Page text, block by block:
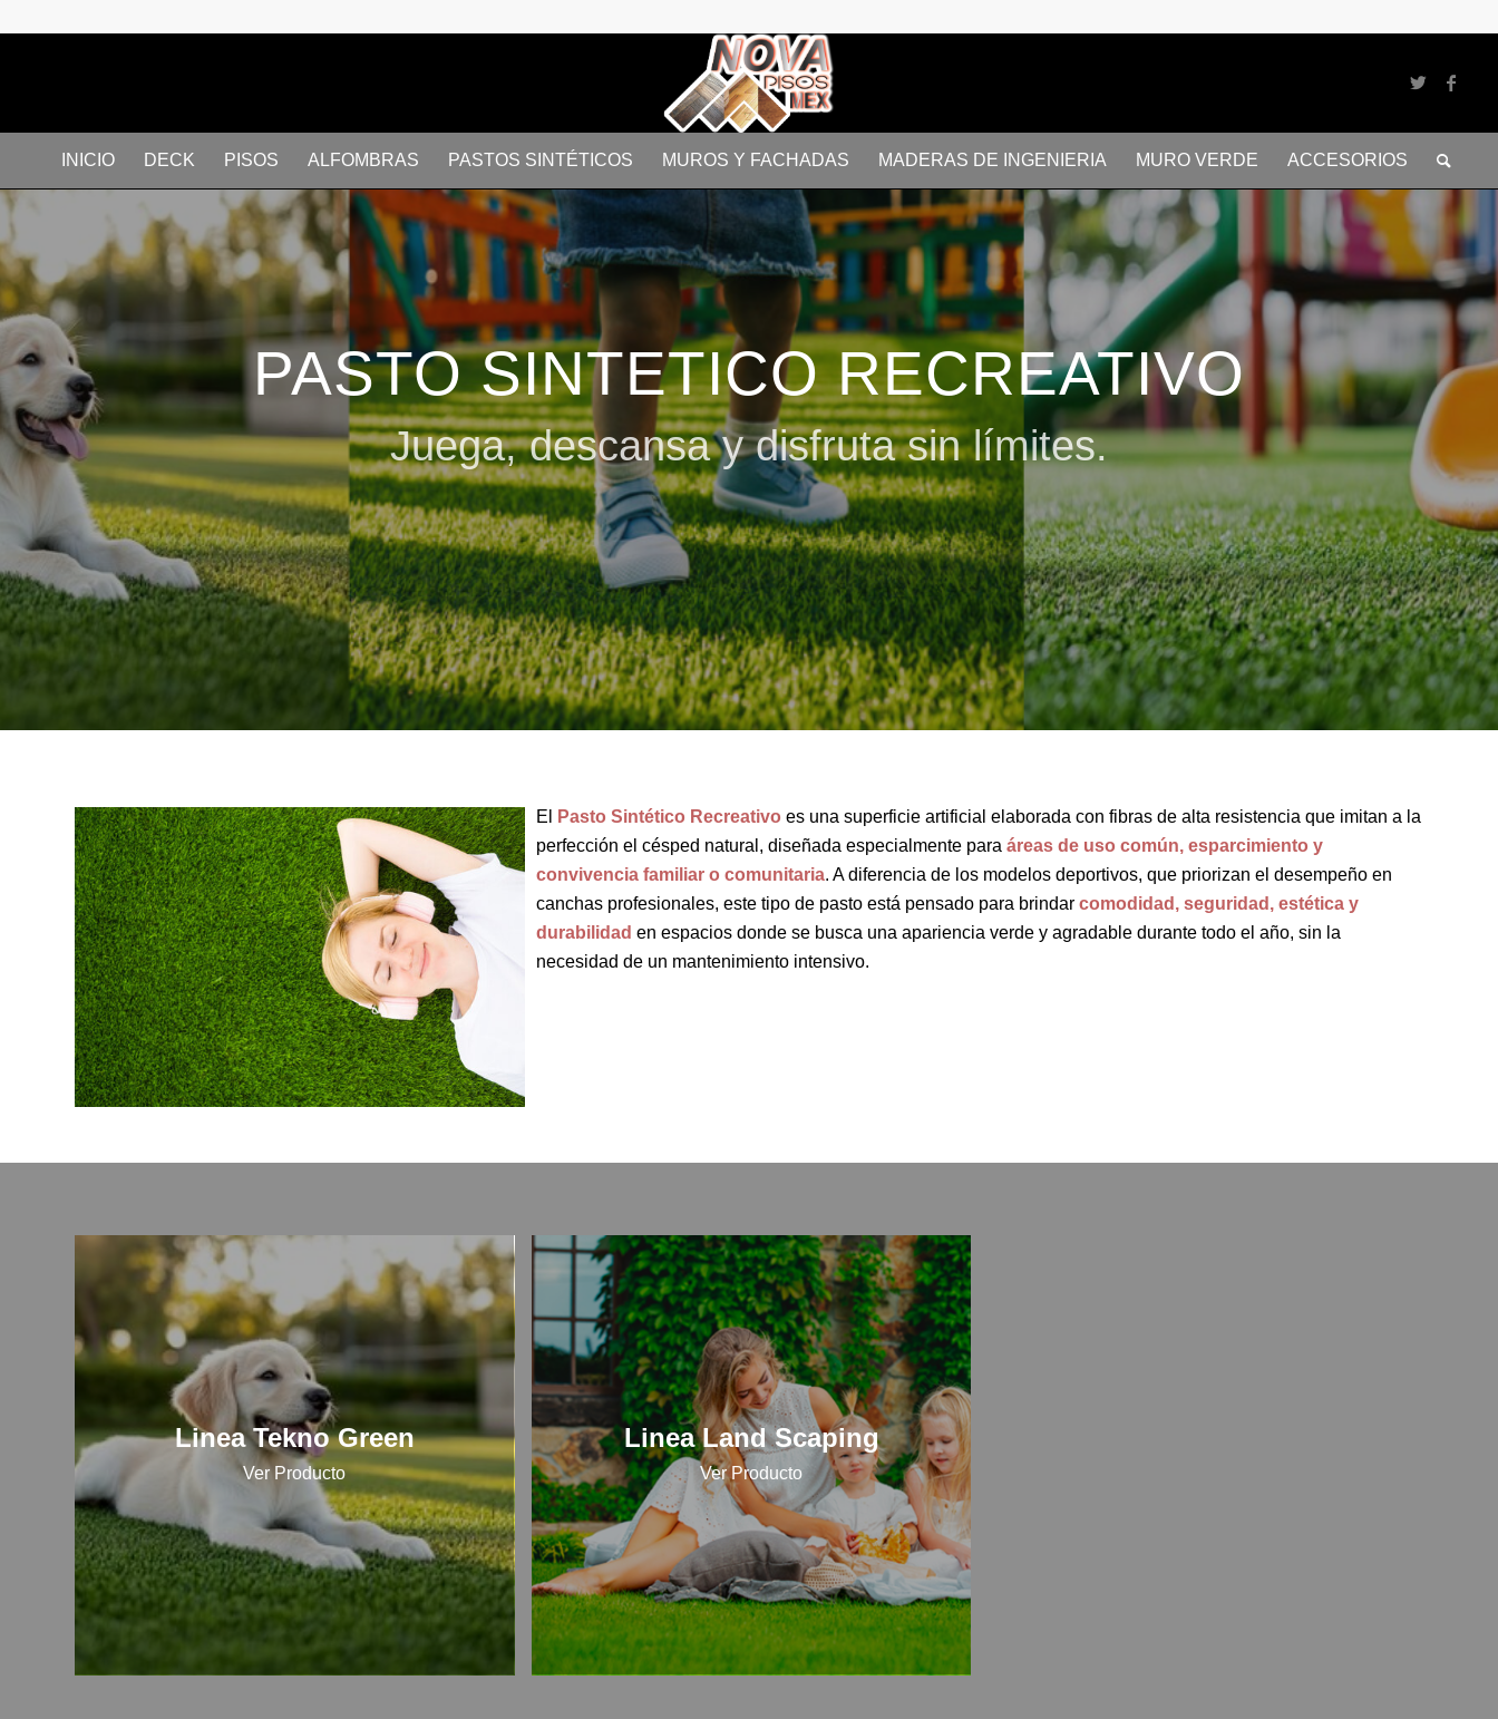
INICIO DECK PISOS ALFOMBRAS PASTOS SINTÉTICOS MUROS Y FACHADAS MADERAS DE INGENIERIA MURO VERDE ACCESORIOS
PASTO SINTETICO RECREATIVO
Juega, descansa y disfruta sin límites.
El Pasto Sintético Recreativo es una superficie artificial elaborada con fibras de alta resistencia que imitan a la
perfección el césped natural, diseñada especialmente para áreas de uso común, esparcimiento y
convivencia familiar o comunitaria. A diferencia de los modelos deportivos, que priorizan el desempeño en
canchas profesionales, este tipo de pasto está pensado para brindar comodidad, seguridad, estética y
durabilidad en espacios donde se busca una apariencia verde y agradable durante todo el año, sin la
necesidad de un mantenimiento intensivo.
Linea Tekno Green
Ver Producto
Linea Land Scaping
Ver Producto